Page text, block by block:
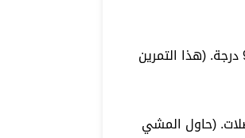
• ضع كرة كبيرة بين ظهرك والحائط واصعد وانزل على أن تثني رجليك بزاوية 90 درجة. (هذا التمرين
(حاول المشي